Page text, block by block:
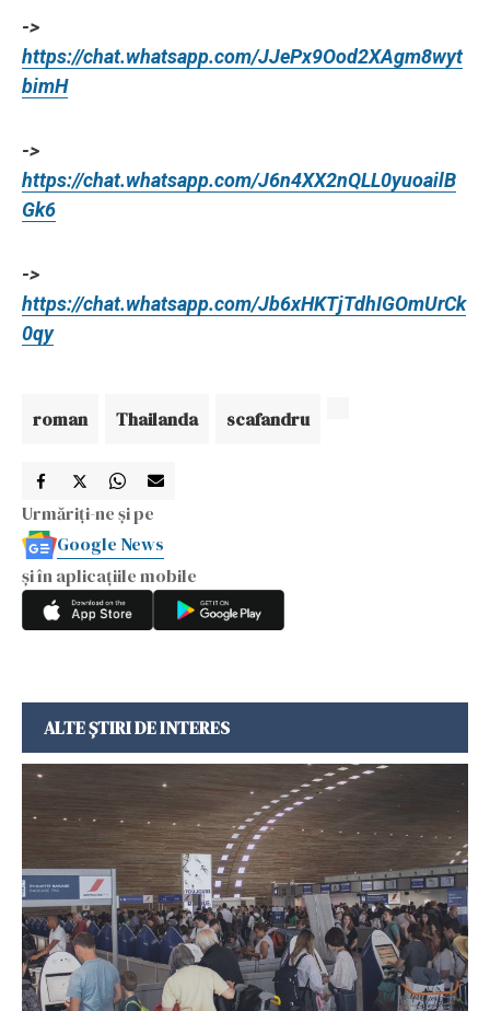
->
https://chat.whatsapp.com/JJePx9Ood2XAgm8wyt
bimH
->
https://chat.whatsapp.com/J6n4XX2nQLL0yuoailB
Gk6
->
https://chat.whatsapp.com/Jb6xHKTjTdhIGOmUrCk
0qy
roman Thailanda scafandru
Urmăriți-ne și pe
Google News
și în aplicațiile mobile
ALTE ȘTIRI DE INTERES